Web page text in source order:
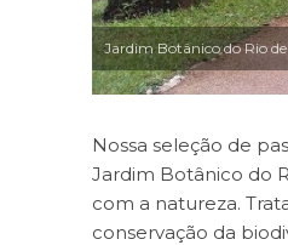
Jardim Botânico do Rio
Nossa seleção de
Jardim Botânico do
com a natureza.
conservação da